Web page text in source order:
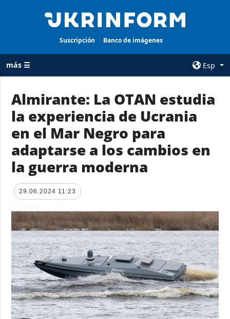
Suscripción Banco de imágenes
más ☰
Esp
TODAS LAS
CATEGORÍAS
Guerra
Reconstrucción
de Ucrania
Política
Economía
Defensa
Sociedad y
Cultura
Deportes
Crimen
Desastres y
emergencias
AGENCIA
sobre la agencia
contacto
condiciones de
suscripción
privacidad y
protección de
datos personales
Almirante: La OTAN estudia
la experiencia de Ucrania
en el Mar Negro para
adaptarse a los cambios en
la guerra moderna
29.06.2024 11:23